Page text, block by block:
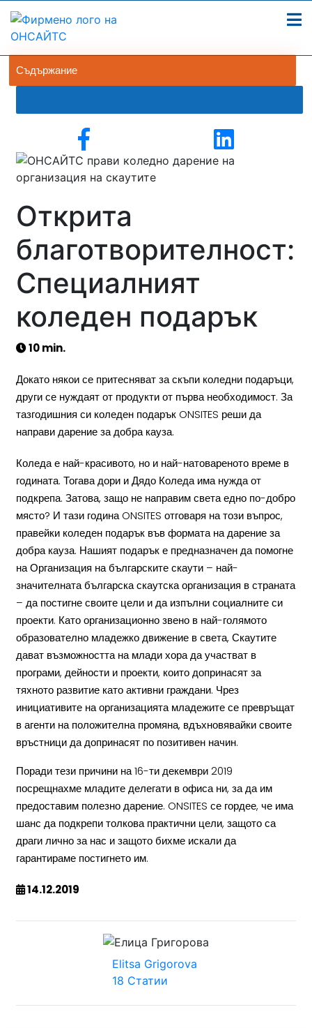
Съдържание
Открита
благотворителност:
Cпециалният
коледен подарък
10 min.
Докато някои се притесняват за скъпи коледни подаръци,
други се нуждаят от продукти от първа необходимост. За
тазгодишния си коледен подарък ONSITES реши да
направи дарение за добра кауза.
Коледа е най-красивото, но и най-натовареното време в
годината. Тогава дори и Дядо Коледа има нужда от
подкрепа. Затова, защо не направим света едно по-добро
място? И тази година ONSITES отговаря на този въпрос,
правейки коледен подарък във формата на дарение за
добра кауза. Нашият подарък е предназначен да помогне
на Организация на българските скаути – най-
значителната българска скаутска организация в страната
– да постигне своите цели и да изпълни социалните си
проекти. Като организационно звено в най-голямото
образователно младежко движение в света, Скаутите
дават възможността на млади хора да участват в
програми, дейности и проекти, които допринасят за
тяхното развитие като активни граждани. Чрез
инициативите на организацията младежите се превръщат
в агенти на положителна промяна, вдъхновявайки своите
връстници да допринасят по позитивен начин.
Поради тези причини на 16-ти декември 2019
посрещнахме младите делегати в офиса ни, за да им
предоставим полезно дарение. ONSITES се гордее, че има
шанс да подкрепи толкова практични цели, защото са
драги лично за нас и защото бихме искали да
гарантираме постигнето им.
14.12.2019
Elitsa Grigorova
18 Статии